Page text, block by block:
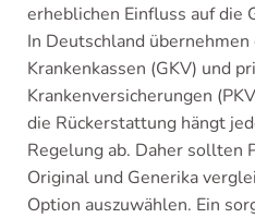
erheblichen Einfluss auf die
In Deutschland
Krankenkassen (GKV) und
Krankenversicherungen
die Rückerstattung hängt
Regelung ab. Daher sollten
Original und Generika
Option auszuwählen. Ein